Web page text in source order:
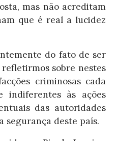
mas não acreditam
que é real a lucidez
do fato de ser
sobre nestes
criminosas cada
indiferentes às ações
das autoridades
segurança deste país.